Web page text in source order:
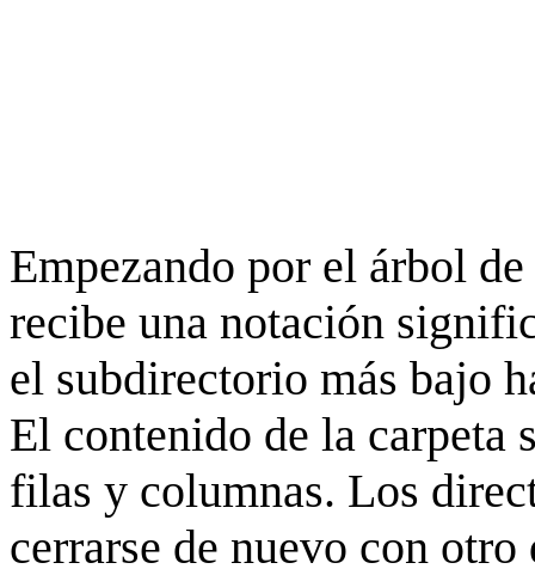
Empezando por el árbol
recibe una notación
el subdirectorio más bajo
El contenido de la carpeta
filas y columnas. Los
cerrarse de nuevo con